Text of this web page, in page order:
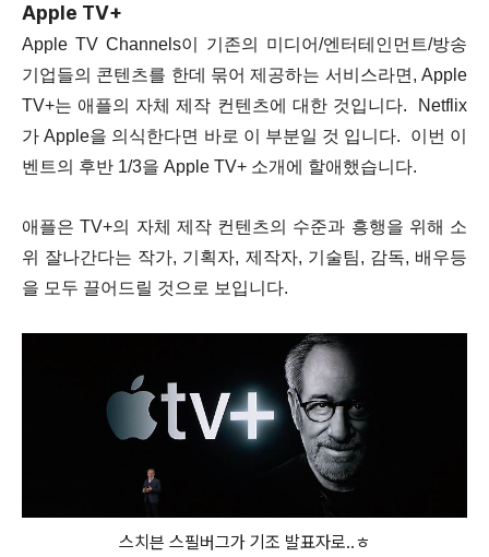
Apple TV+
Apple TV Channels이 기존의 미디어/엔터테인먼트/방송
기업들의 콘텐츠를 한데 묶어 제공하는 서비스라면, Apple
TV+는 애플의 자체 제작 컨텐츠에 대한 것입니다. Netflix
가 Apple을 의식한다면 바로 이 부분일 것 입니다. 이번 이
벤트의 후반 1/3을 Apple TV+ 소개에 할애했습니다.
애플은 TV+의 자체 제작 컨텐츠의 수준과 흥행을 위해 소
위 잘나간다는 작가, 기획자, 제작자, 기술팀, 감독, 배우등
을 모두 끌어드릴 것으로 보입니다.
스치븐 스필버그가 기조 발표자로..ㅎ